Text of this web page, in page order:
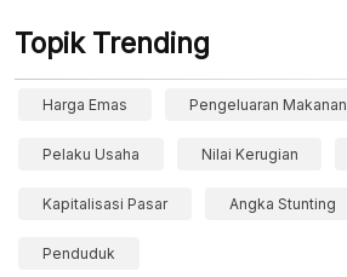
Topik Trending
Harga Emas Pengeluaran Makanan
Pelaku Usaha Nilai Kerugian
Kapitalisasi Pasar Angka Stunting
Penduduk